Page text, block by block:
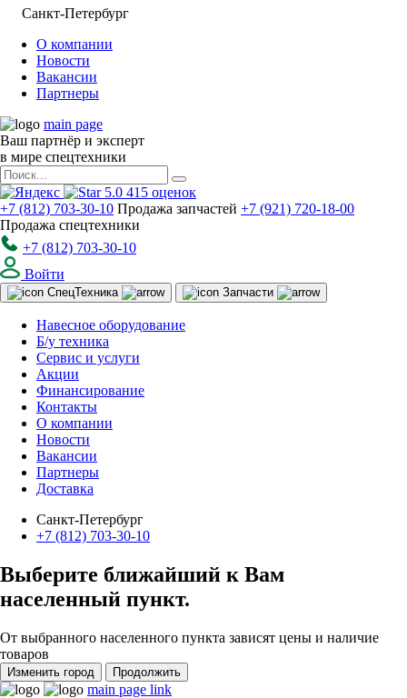
Санкт-Петербург
О компании
Новости
Вакансии
Партнеры
main page
Ваш партнёр и эксперт
в мире спецтехники
5.0 415 оценок
+7 (812) 703-30-10 Продажа запчастей +7 (921) 720-18-00
Продажа спецтехники
+7 (812) 703-30-10
Войти
СпецТехника Запчасти
Навесное оборудование
Б/у техника
Сервис и услуги
Акции
Финансирование
Контакты
О компании
Новости
Вакансии
Партнеры
Доставка
Санкт-Петербург
+7 (812) 703-30-10
Выберите ближайший к Вам
населенный пункт.
От выбранного населенного пункта зависят цены и наличие
товаров
Изменить город Продолжить
main page link